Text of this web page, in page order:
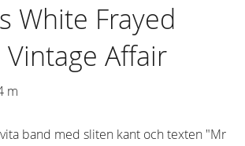
White Frayed
Vintage Affair
m
band med sliten kant och texten "Mr